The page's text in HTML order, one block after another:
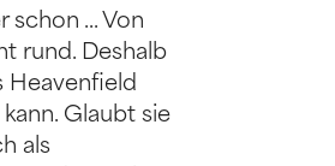
schon ... Von
rund. Deshalb
Heavenfield
Glaubt sie
als